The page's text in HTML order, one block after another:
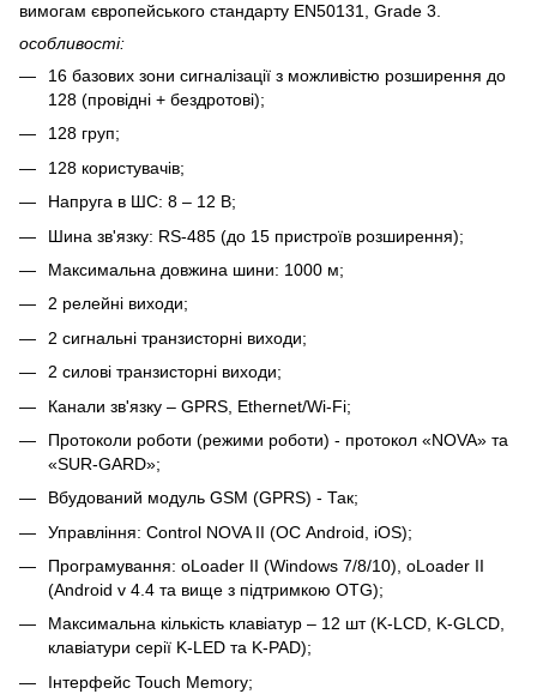
вимогам європейського стандарту EN50131, Grade 3.
особливості:
16 базових зони сигналізації з можливістю розширення до
128 (провідні + бездротові);
128 груп;
128 користувачів;
Напруга в ШС: 8 – 12 В;
Шина зв'язку: RS-485 (до 15 пристроїв розширення);
Максимальна довжина шини: 1000 м;
2 релейні виходи;
2 сигнальні транзисторні виходи;
2 силові транзисторні виходи;
Канали зв'язку – GPRS, Ethernet/Wi-Fi;
Протоколи роботи (режими роботи) - протокол «NOVA» та
«SUR-GARD»;
Вбудований модуль GSM (GPRS) - Так;
Управління: Сontrol NOVA II (ОС Android, iOS);
Програмування: oLoader II (Windows 7/8/10), oLoader II
(Android v 4.4 та вище з підтримкою OTG);
Максимальна кількість клавіатур – 12 шт (K-LCD, K-GLCD,
клавіатури серії K-LED та K-PAD);
Інтерфейс Touch Memory;